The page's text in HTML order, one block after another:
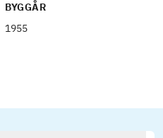
BYGGÅR
1955